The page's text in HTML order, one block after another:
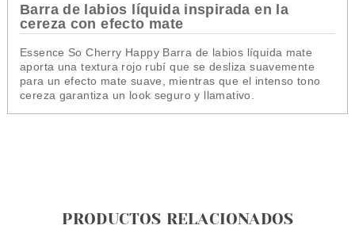
Barra de labios líquida inspirada en la
cereza con efecto mate
Essence So Cherry Happy Barra de labios líquida mate
aporta una textura rojo rubí que se desliza suavemente
para un efecto mate suave, mientras que el intenso tono
cereza garantiza un look seguro y llamativo.
PRODUCTOS RELACIONADOS